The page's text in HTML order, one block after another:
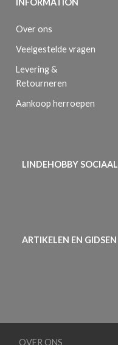
Over ons
Veelgestelde vragen
Levering &
Retourneren
Aankoop herroepen
LINDEHOBBY SOCIAAL
ARTIKELEN EN GIDSEN
OVER ONS